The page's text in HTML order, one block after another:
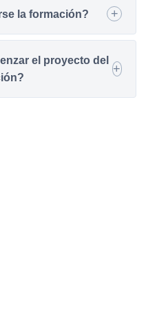
la formación?
el proyecto del